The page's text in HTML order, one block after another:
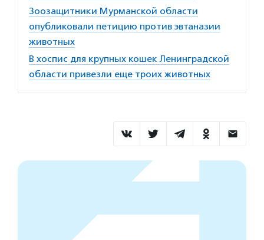
Зоозащитники Мурманской области
опубликовали петицию против эвтаназии
животных
В хоспис для крупных кошек Ленинградской
области привезли еще троих животных